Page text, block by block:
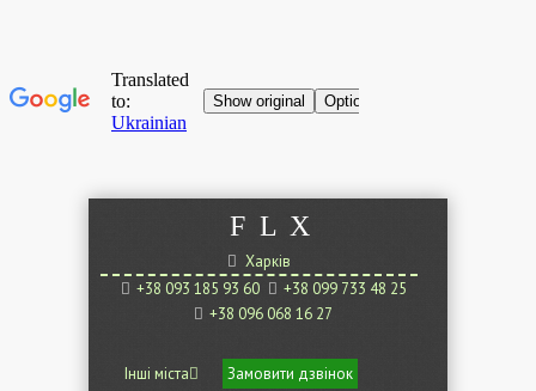
F L X
Харків
+38 093 185 93 60
+38 099 733 48 25
+38 096 068 16 27
Інші міста Замовити дзвінок